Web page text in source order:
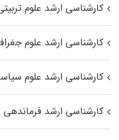
کارشناسی ارشد علوم تربیتی
کارشناسی ارشد علوم
کارشناسی ارشد علوم
کارشناسی ارشد